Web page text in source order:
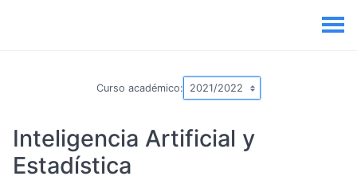
Curso académico:
Inteligencia Artificial y
Estadística